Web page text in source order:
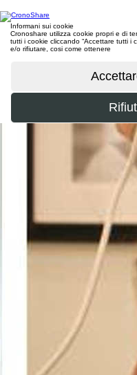
Informani sui cookie
Cronoshare utilizza cookie propri e di
tutti i cookie cliccando “Accettare tutti i
e/o rifiutare, cosi come ottenere